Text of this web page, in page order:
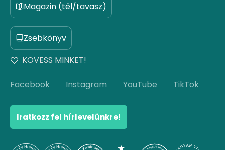
Magazin (tél/tavasz)
Zsebkönyv
KÖVESS MINKET!
Facebook Instagram YouTube TikTok
Iratkozz fel hírlevelünkre!